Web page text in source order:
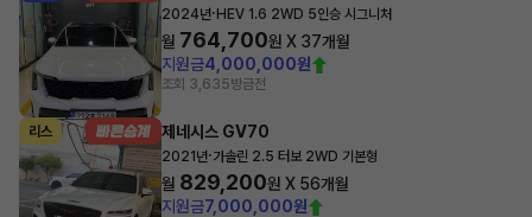
2024년· HEV 1.6 2WD 5인승 시그니처
월 764,700원 X 37개월
지원금4,000,000원
조회 3,635방금전
리스 제네시스 GV70
2021년·가솔린 2.5 터보 2WD 기본형
월 829,200원 X 56개월
지원금7,000,000원